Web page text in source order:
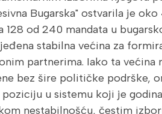
Bugarska" ostvarila je
128 od 240 mandata u
stabilna većina za
partnerima. Iako ta većina
bez šire političke podrške,
poziciju u sistemu koji je
nestabilnošću, čestim